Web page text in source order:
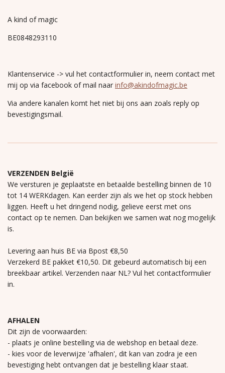
A kind of magic
BE0848293110
Klantenservice -> vul het contactformulier in, neem contact met
mij op via facebook of mail naar info@akindofmagic.be
Via andere kanalen komt het niet bij ons aan zoals reply op
bevestigingsmail.
VERZENDEN België
We versturen je geplaatste en betaalde bestelling binnen de 10
tot 14 WERKdagen. Kan eerder zijn als we het op stock hebben
liggen. Heeft u het dringend nodig, gelieve eerst met ons
contact op te nemen. Dan bekijken we samen wat nog mogelijk
is.
Levering aan huis BE via Bpost €8,50
Verzekerd BE pakket €10,50. Dit gebeurd automatisch bij een
breekbaar artikel. Verzenden naar NL? Vul het contactformulier
in.
AFHALEN
Dit zijn de voorwaarden:
- plaats je online bestelling via de webshop en betaal deze.
- kies voor de leverwijze 'afhalen', dit kan van zodra je een
bevestiging hebt ontvangen dat je bestelling klaar staat.